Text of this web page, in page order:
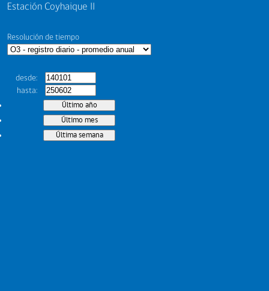
Estación Coyhaique II
Resolución de tiempo
desde
hasta